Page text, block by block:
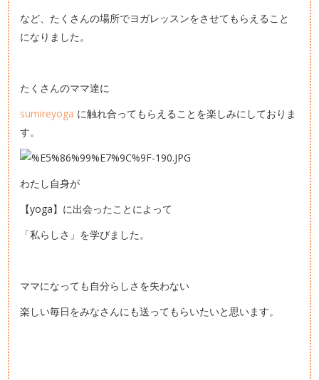
など、たくさんの場所でヨガレッスンをさせてもらえること
になりました。
たくさんのママ達に
sumireyoga に触れ合ってもらえることを楽しみにしておりま
す。
わたし自身が
【yoga】に出会ったことによって
「私らしさ」を学びました。
ママになっても自分らしさを失わない
楽しい毎日をみなさんにも送ってもらいたいと思います。